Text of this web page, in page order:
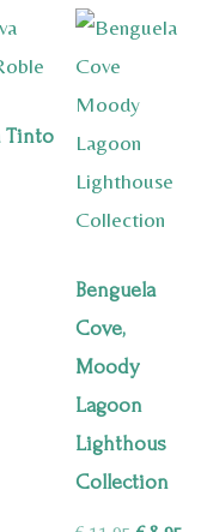
Tinto
Benguela
Cove,
Moody
Lagoon
Lighthous
Collection